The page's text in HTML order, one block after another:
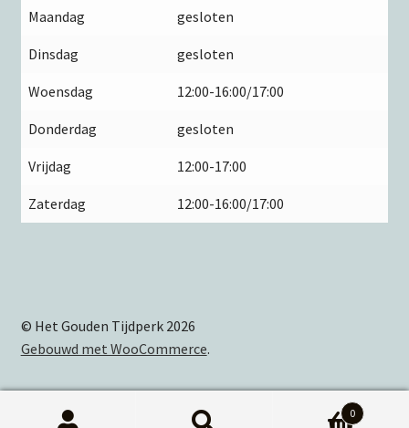
Maandag gesloten
Dinsdag gesloten
Woensdag 12:00-16:00/17:00
Donderdag gesloten
Vrijdag 12:00-17:00
Zaterdag 12:00-16:00/17:00
© Het Gouden Tijdperk 2026
Gebouwd met WooCommerce.
0